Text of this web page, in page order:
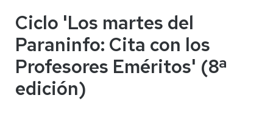
Ciclo 'Los martes del
Paraninfo: Cita con los
Profesores Eméritos' (8ª
edición)